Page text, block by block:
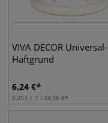
VIVA DECOR Universal-
Haftgrund
6,24 €
0,25 l | 1 l 24,96 €